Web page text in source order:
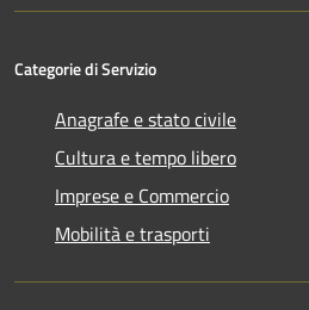
Categorie di Servizio
Anagrafe e stato civile
Cultura e tempo libero
Imprese e Commercio
Mobilità e trasporti